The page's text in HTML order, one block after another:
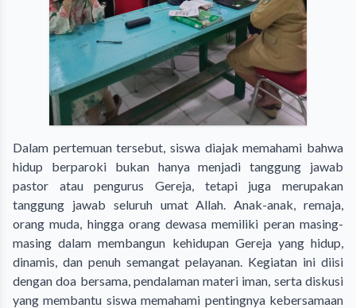
Dalam pertemuan tersebut, siswa diajak memahami bahwa
hidup berparoki bukan hanya menjadi tanggung jawab
pastor atau pengurus Gereja, tetapi juga merupakan
tanggung jawab seluruh umat Allah. Anak-anak, remaja,
orang muda, hingga orang dewasa memiliki peran masing-
masing dalam membangun kehidupan Gereja yang hidup,
dinamis, dan penuh semangat pelayanan. Kegiatan ini diisi
dengan doa bersama, pendalaman materi iman, serta diskusi
yang membantu siswa memahami pentingnya kebersamaan